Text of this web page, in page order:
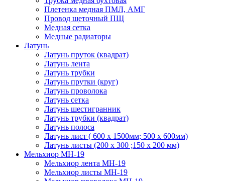
Плетенка медная ПМЛ, АМГ
Провод щеточный ПЩ
Медная сетка
Медные радиаторы
Латунь
Латунь пруток (квадрат)
Латунь лента
Латунь трубки
Латунь прутки (круг)
Латунь проволока
Латунь сетка
Латунь шестигранник
Латунь трубки (квадрат)
Латунь полоса
Латунь лист ( 600 х 1500мм; 500 х 600мм)
Латунь листы (200 х 300 ;150 х 200 мм)
Мельхиор МН-19
Мельхиор лента МН-19
Мельхиор листы МН-19